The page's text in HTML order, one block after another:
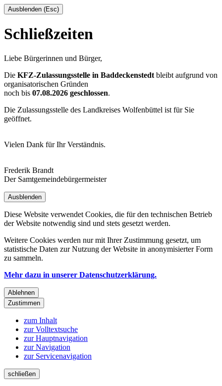
Ausblenden (Esc)
Schließzeiten
Liebe Bürgerinnen und Bürger,
Die KFZ-Zulassungsstelle in Baddeckenstedt bleibt aufgrund von
organisatorischen Gründen
noch bis 07.08.2026 geschlossen.
Die Zulassungsstelle des Landkreises Wolfenbüttel ist für Sie
geöffnet.
Vielen Dank für Ihr Verständnis.
Frederik Brandt
Der Samtgemeindebürgermeister
Ausblenden
Diese Website verwendet Cookies, die für den technischen Betrieb
der Website notwendig sind und stets gesetzt werden.
Weitere Cookies werden nur mit Ihrer Zustimmung gesetzt, um
statistische Daten zur Nutzung der Website in anonymisierter Form
zu sammeln.
Mehr dazu in unserer Datenschutzerklärung.
Ablehnen
Zustimmen
zum Inhalt
zur Volltextsuche
zur Hauptnavigation
zur Navigation
zur Servicenavigation
schließen